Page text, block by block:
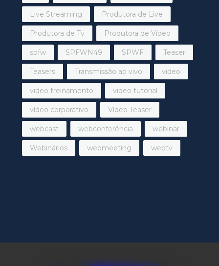
Live Streaming Produtora de Live
Produtora de Tv Produtora de Vídeo
spfw SPFWN49 SPWF Teaser
Teasers Transmissão ao vivo video
video treinamento video tutorial
vídeo corporativo Vídeo Teaser
webcast webconferência webinar
Webinários webmeeting webtv